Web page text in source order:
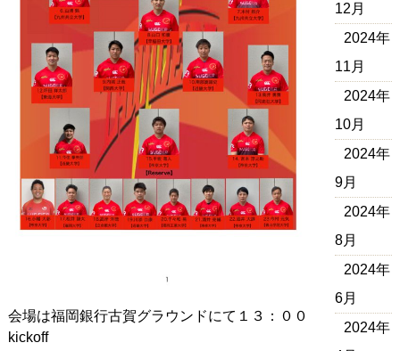
会場は福岡銀行古賀グラウンドにて１３：００
kickoff
12月
2024年
11月
2024年
10月
2024年
9月
2024年
8月
2024年
6月
2024年